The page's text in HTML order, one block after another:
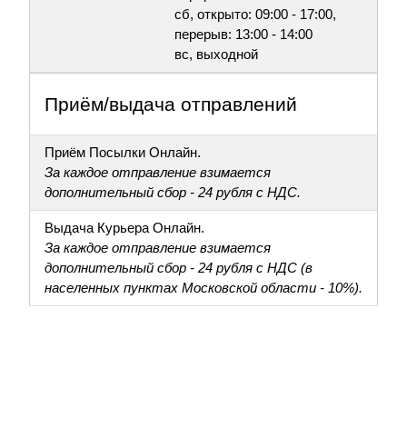
сб, открыто: 09:00 - 17:00,
перерыв: 13:00 - 14:00
вс, выходной
Приём/выдача отправлений
Приём Посылки Онлайн.
За каждое отправление взимается
дополнительный сбор - 24 рубля с НДС.
Выдача Курьера Онлайн.
За каждое отправление взимается
дополнительный сбор - 24 рубля с НДС (в
населенных пунктах Московской области - 10%).